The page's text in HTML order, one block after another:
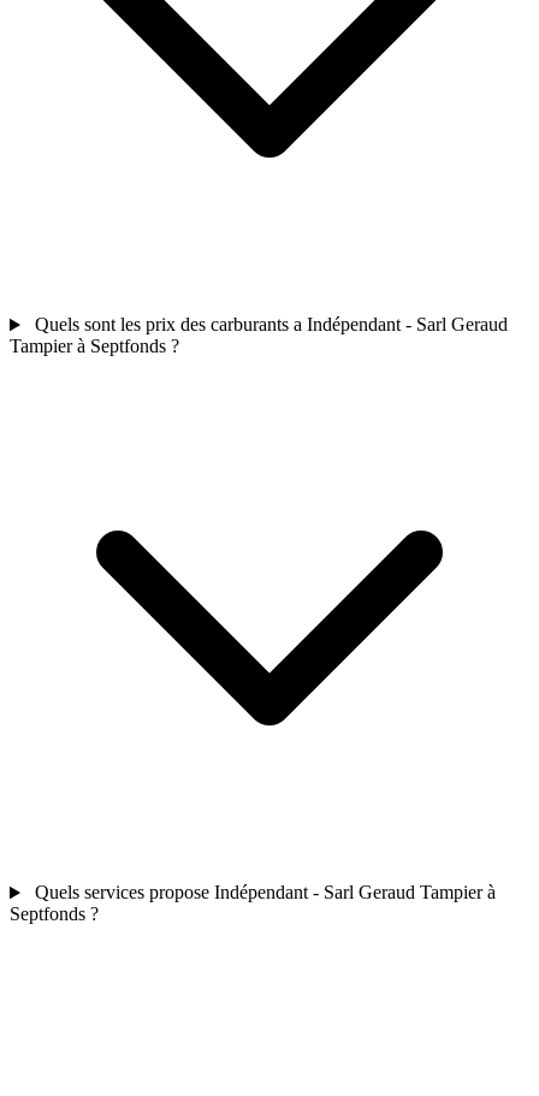
Quels sont les prix des carburants a Indépendant - Sarl Geraud
Tampier à Septfonds ?
Quels services propose Indépendant - Sarl Geraud Tampier à
Septfonds ?